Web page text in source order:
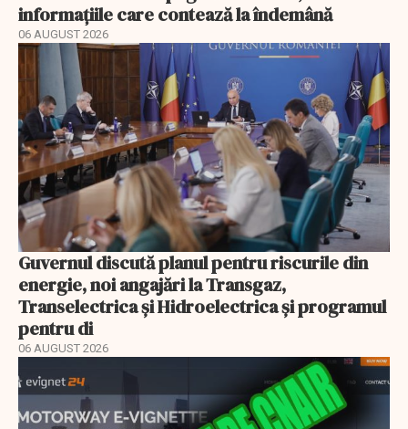
informațiile care contează la îndemână
06 AUGUST 2026
Guvernul discută planul pentru riscurile din
energie, noi angajări la Transgaz,
Transelectrica și Hidroelectrica și programul
pentru di
06 AUGUST 2026